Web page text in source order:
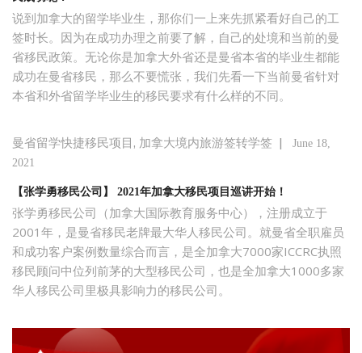
说到加拿大的留学毕业生，那你们一上来先抓紧看好自己的工
签时长。因为在成功办理之前要了解，自己的处境和当前的曼
省移民政策。无论你是加拿大外省还是曼省本省的毕业生都能
成功在曼省移民，那么不要慌张，我们先看一下当前曼省针对
本省和外省留学毕业生的移民要求有什么样的不同。
曼省留学快捷移民项目 , 加拿大境内旅游签转学签 |
June 18,
2021
【张学勇移民公司】 2021年加拿大移民项目巡讲开始！
张学勇移民公司（加拿大国际教育服务中心），注册成立于
2001年，是曼省移民老牌最大华人移民公司。就曼省全职雇员
和成功客户案例数量综合而言，是全加拿大7000家ICCRC执照
移民顾问中位列前茅的大型移民公司，也是全加拿大1000多家
华人移民公司里极具影响力的移民公司。